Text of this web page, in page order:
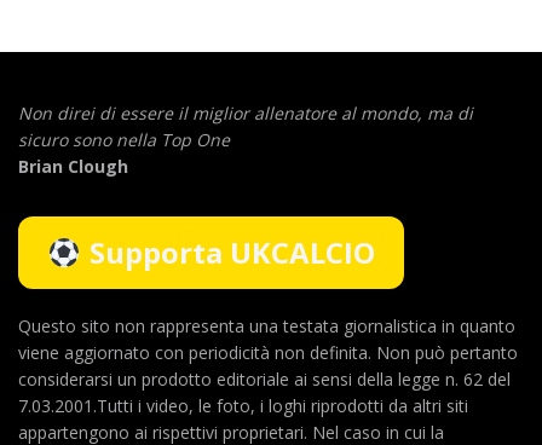
Non direi di essere il miglior allenatore al mondo, ma di
sicuro sono nella Top One
Brian Clough
Supporta UKCALCIO
Questo sito non rappresenta una testata giornalistica in quanto
viene aggiornato con periodicità non definita. Non può pertanto
considerarsi un prodotto editoriale ai sensi della legge n. 62 del
7.03.2001.Tutti i video, le foto, i loghi riprodotti da altri siti
appartengono ai rispettivi proprietari. Nel caso in cui la